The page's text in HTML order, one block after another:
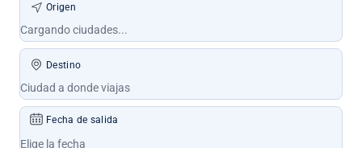
Origen
Destino
Fecha de salida